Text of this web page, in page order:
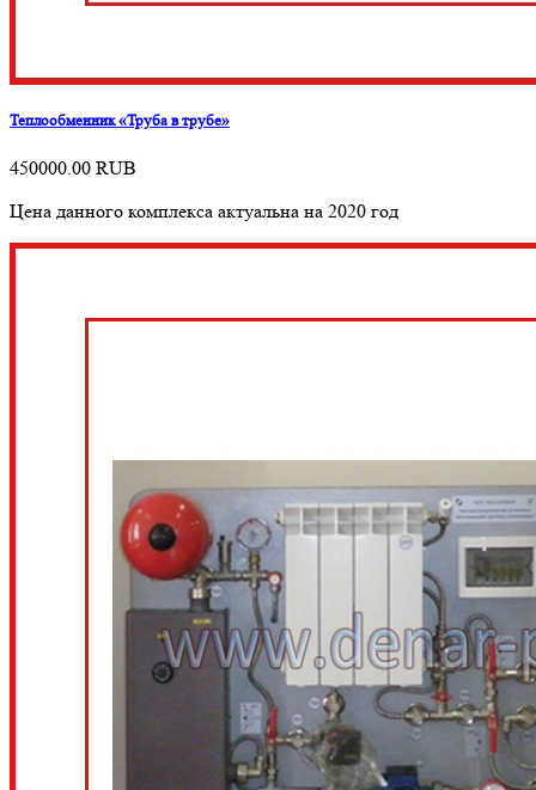
Теплообменник «Труба в трубе»
450000.00 RUB
Цена данного комплекса актуальна на 2020 год